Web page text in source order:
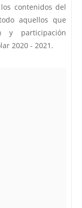
contenidos del
aquellos que
y participación
2020 - 2021.